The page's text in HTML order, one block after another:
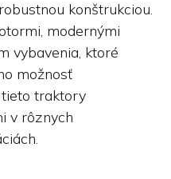
konštrukciou.
modernými
vybavenia, ktoré
možnosť
traktory
v rôznych